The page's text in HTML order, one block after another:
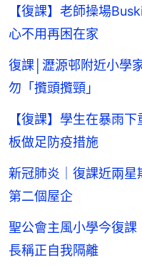
【復課】老師操場
心不用再困在家
復課│瀝源邨附近小學
勿「攬頭攬頸」
【復課】學生在暴雨
板做足防疫措施
新冠肺炎｜復課近兩
第二個屋企
聖公會主風小學今復
長稱正自我隔離